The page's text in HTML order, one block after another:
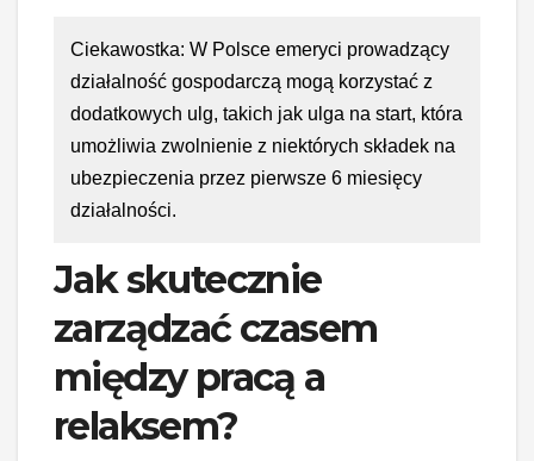
Ciekawostka: W Polsce emeryci prowadzący
działalność gospodarczą mogą korzystać z
dodatkowych ulg, takich jak ulga na start, która
umożliwia zwolnienie z niektórych składek na
ubezpieczenia przez pierwsze 6 miesięcy
działalności.
Jak skutecznie
zarządzać czasem
między pracą a
relaksem?